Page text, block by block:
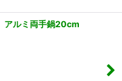
ルミ両手鍋20cm